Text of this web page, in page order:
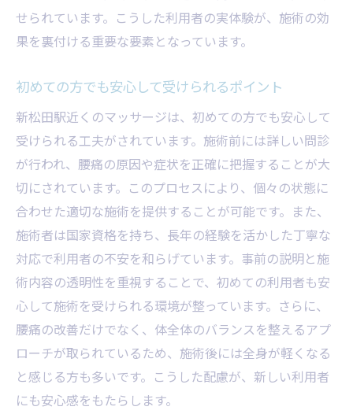
施術者とのコミュニケーションの重要性
持続的な改善を目指すためのステップ
せられています。こうした利用者の実体験が、施術の効
果を裏付ける重要な要素となっています。
初めての方でも安心して受けられるポイント
新松田駅近くのマッサージは、初めての方でも安心して
受けられる工夫がされています。施術前には詳しい問診
が行われ、腰痛の原因や症状を正確に把握することが大
切にされています。このプロセスにより、個々の状態に
合わせた適切な施術を提供することが可能です。また、
施術者は国家資格を持ち、長年の経験を活かした丁寧な
対応で利用者の不安を和らげています。事前の説明と施
術内容の透明性を重視することで、初めての利用者も安
心して施術を受けられる環境が整っています。さらに、
腰痛の改善だけでなく、体全体のバランスを整えるアプ
ローチが取られているため、施術後には全身が軽くなる
と感じる方も多いです。こうした配慮が、新しい利用者
にも安心感をもたらします。